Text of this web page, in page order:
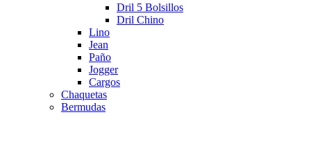
Dril 5 Bolsillos
Dril Chino
Lino
Jean
Paño
Jogger
Cargos
Chaquetas
Bermudas